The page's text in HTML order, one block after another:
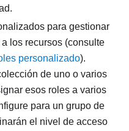
.
para gestionar
los recursos (consulte
personalizado).
de uno o varios
esos roles a varios
para un grupo de
el nivel de acceso